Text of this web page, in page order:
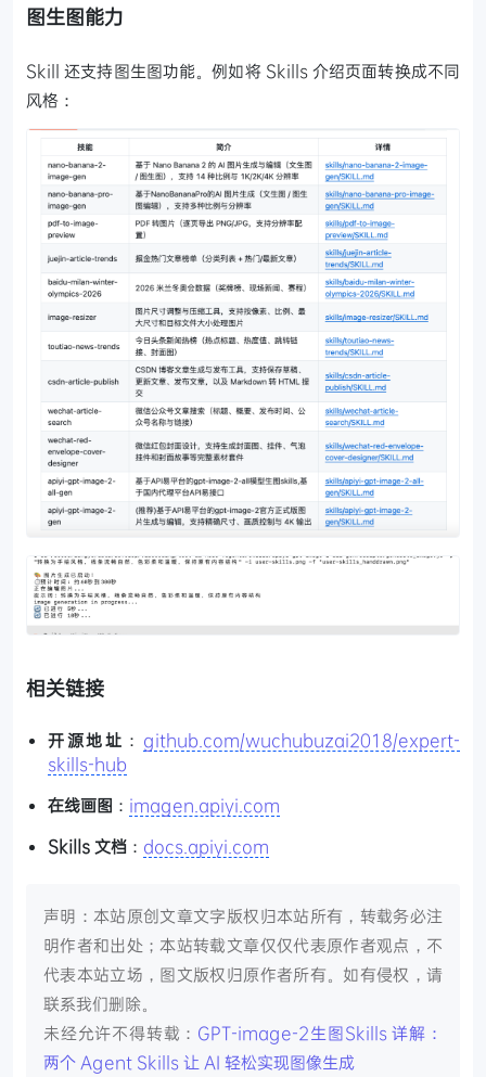
图生图能力
Skill 还支持图生图功能。例如将 Skills 介绍页面转换成不同
风格：
相关链接
开源地址 ： github.com/wuchubuzai2018/expert-
skills-hub
在线画图 ： imagen.apiyi.com
Skills 文档 ： docs.apiyi.com
声明：本站原创文章文字版权归本站所有，转载务必注
明作者和出处；本站转载文章仅仅代表原作者观点，不
代表本站立场，图文版权归原作者所有。如有侵权，请
联系我们删除。
未经允许不得转载： GPT-image-2生图Skills 详解：
两个 Agent Skills 让 AI 轻松实现图像生成